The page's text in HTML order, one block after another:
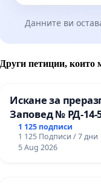
Данните ви
Други петиции, които
Искане за
Заповед № РД-14-
вливането на
промишлени
1 125 подписи
1 125 Подписи / 7 дни
5 Aug 2026